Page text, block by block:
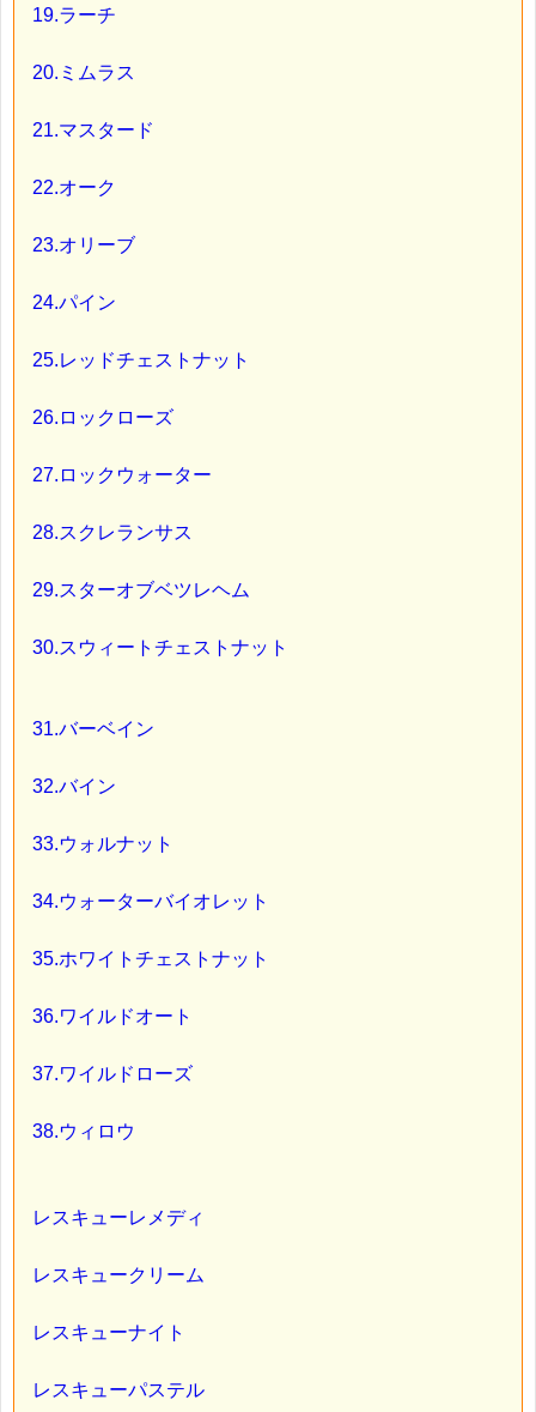
19.ラーチ
20.ミムラス
21.マスタード
22.オーク
23.オリーブ
24.パイン
25.レッドチェストナット
26.ロックローズ
27.ロックウォーター
28.スクレランサス
29.スターオブベツレヘム
30.スウィートチェストナット
31.バーベイン
32.バイン
33.ウォルナット
34.ウォーターバイオレット
35.ホワイトチェストナット
36.ワイルドオート
37.ワイルドローズ
38.ウィロウ
レスキューレメディ
レスキュークリーム
レスキューナイト
レスキューパステル